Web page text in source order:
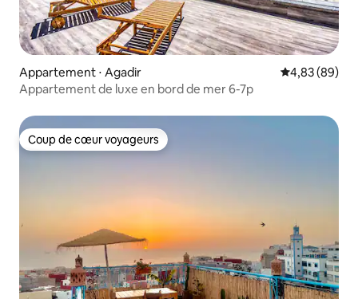
Appartement ⋅ Agadir Évaluation
4,83 (89)
Appartement de luxe en bord de mer 6-7p
Coup de cœur voyageurs
Coup de cœur voyageurs